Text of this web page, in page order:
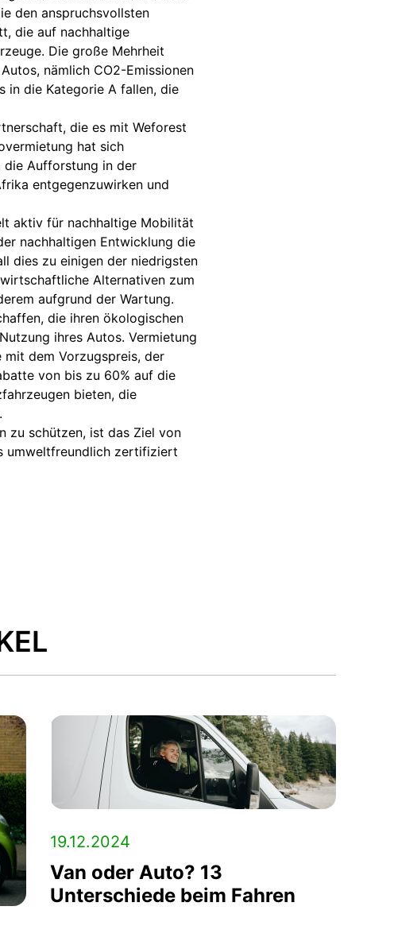
den anspruchsvollsten
die auf nachhaltige
Die große Mehrheit
nämlich CO2-Emissionen
in die Kategorie A fallen, die
die es mit Weforest
hat sich
die Aufforstung in der
entgegenzuwirken und
aktiv für nachhaltige Mobilität
nachhaltigen Entwicklung die
dies zu einigen der niedrigsten
Alternativen zum
aufgrund der Wartung.
die ihren ökologischen
ihres Autos. Vermietung
mit dem Vorzugspreis, der
von bis zu 60% auf die
bieten, die
zu schützen, ist das Ziel von
umweltfreundlich zertifiziert
19.12.2024
Van oder Auto? 13
Unterschiede beim Fahren